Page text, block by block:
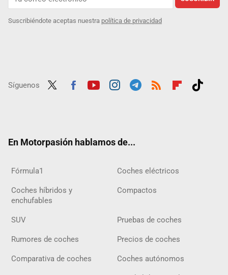
Suscribiéndote aceptas nuestra política de privacidad
Síguenos
En Motorpasión hablamos de...
Fórmula1 Coches eléctricos
Coches híbridos y
enchufables
Compactos
SUV Pruebas de coches
Rumores de coches Precios de coches
Comparativa de coches Coches autónomos